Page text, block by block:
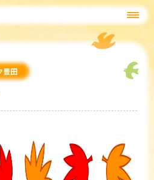
豊田